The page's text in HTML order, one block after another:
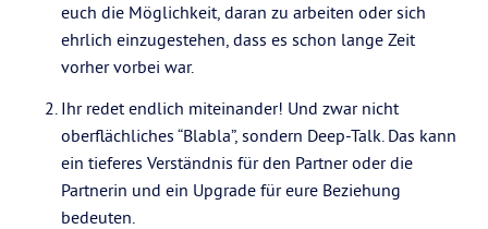
euch die Möglichkeit, daran zu arbeiten oder sich
ehrlich einzugestehen, dass es schon lange Zeit
vorher vorbei war.
Ihr redet endlich miteinander! Und zwar nicht
oberflächliches “Blabla”, sondern Deep-Talk. Das kann
ein tieferes Verständnis für den Partner oder die
Partnerin und ein Upgrade für eure Beziehung
bedeuten.